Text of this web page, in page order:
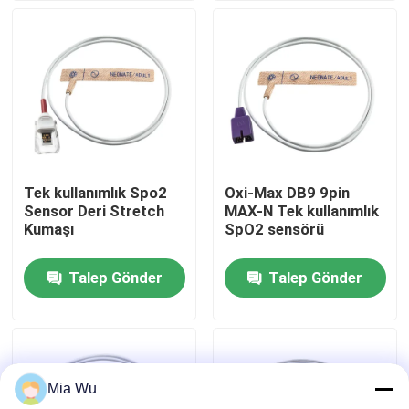
Fabrika turu
Kalite kontrol
Haberler
Vakalar
Yeniden kullanılabilir spO2 sensörü
Tek kullanımlık Spo2
Sensor Deri Stretch
Kumaşı
Talep Gönder
Oxi-Max DB9 9pin
MAX-N Tek kullanımlık
SpO2 sensörü
Talep Gönder
Mia Wu